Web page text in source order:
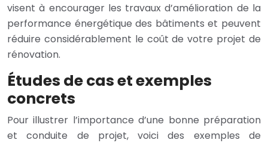
visent à encourager les travaux d’amélioration de la
performance énergétique des bâtiments et peuvent
réduire considérablement le coût de votre projet de
rénovation.
Études de cas et exemples
concrets
Pour illustrer l’importance d’une bonne préparation
et conduite de projet, voici des exemples de